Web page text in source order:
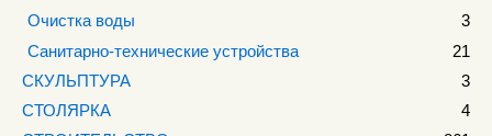
Очистка воды
3
Санитарно-технические устройства
21
СКУЛЬПТУРА
3
СТОЛЯРКА
4